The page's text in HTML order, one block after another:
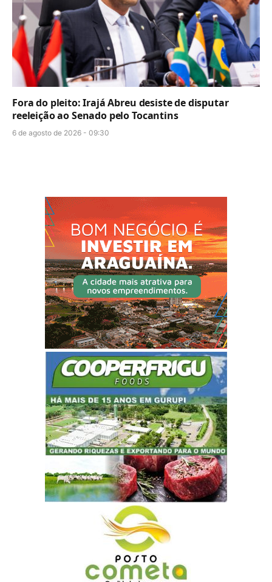
Fora do pleito: Irajá Abreu desiste de disputar
reeleição ao Senado pelo Tocantins
6 de agosto de 2026 - 09:30